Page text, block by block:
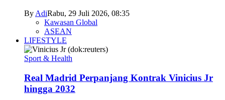
By AdiRabu, 29 Juli 2026, 08:35
Kawasan Global
ASEAN
LIFESTYLE
Sport & Health
Real Madrid Perpanjang Kontrak Vinicius Jr
hingga 2032